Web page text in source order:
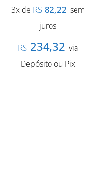
3x de R$ 82,22 sem
juros
R$ 234,32 via
Depósito ou Pix